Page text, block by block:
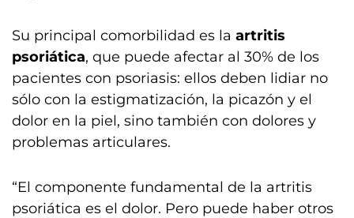
Su principal comorbilidad es la artritis
psoriática, que puede afectar al 30% de los
pacientes con psoriasis: ellos deben lidiar no
sólo con la estigmatización, la picazón y el
dolor en la piel, sino también con dolores y
problemas articulares.
“El componente fundamental de la artritis
psoriática es el dolor. Pero puede haber otros